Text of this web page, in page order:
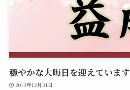
穏やかな大晦日を迎えています
2013年12月31日